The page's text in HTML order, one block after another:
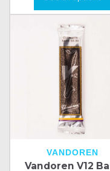
VANDOREN
Vandoren V12